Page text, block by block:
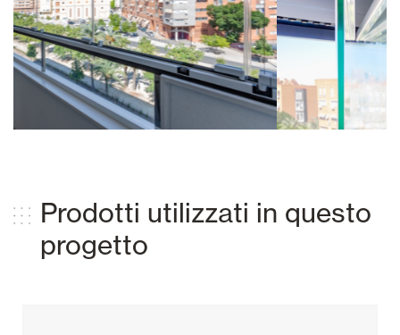
Prodotti utilizzati in questo
progetto